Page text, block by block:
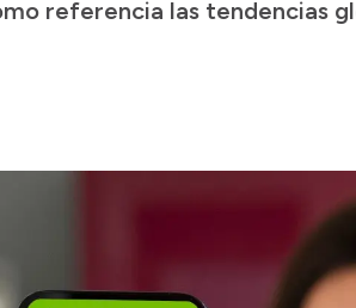
referencia las tendencias